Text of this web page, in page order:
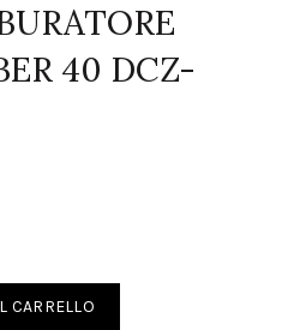
40 DCZ-
CARRELLO